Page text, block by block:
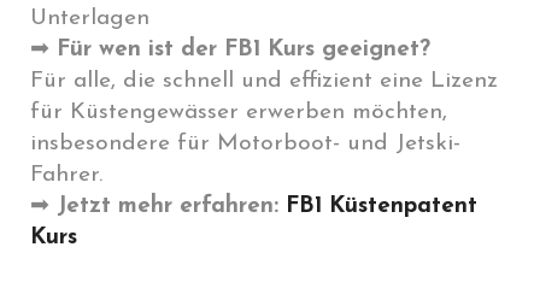
Unterlagen
➡ Für wen ist der FB1 Kurs geeignet?
Für alle, die schnell und effizient eine Lizenz
für Küstengewässer erwerben möchten,
insbesondere für Motorboot- und Jetski-
Fahrer.
➡ Jetzt mehr erfahren: FB1 Küstenpatent
Kurs